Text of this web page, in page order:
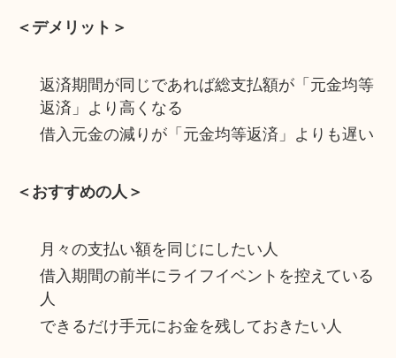
＜デメリット＞
返済期間が同じであれば総支払額が「元金均等
返済」より高くなる
借入元金の減りが「元金均等返済」よりも遅い
＜おすすめの人＞
月々の支払い額を同じにしたい人
借入期間の前半にライフイベントを控えている
人
できるだけ手元にお金を残しておきたい人